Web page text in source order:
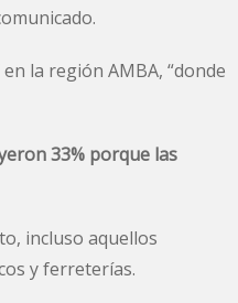
la región AMBA, “donde
33% porque las
incluso aquellos
y ferreterías.